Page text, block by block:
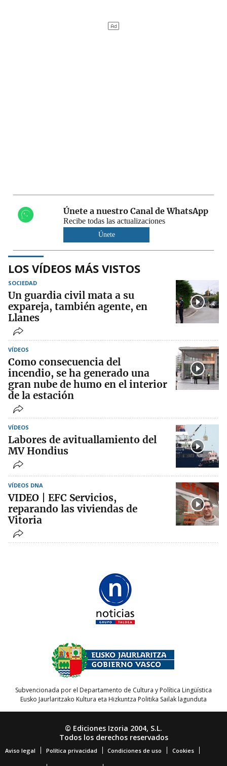
Únete a nuestro Canal de WhatsApp
Recibe todas las actualizaciones
Únete
LOS VÍDEOS MÁS VISTOS
SOCIEDAD
Un guardia civil mata a su
expareja, también agente, en
Llanes
VÍDEOS
Como consecuencia del
incendio, se ha generado una
gran nube de humo en el interior
de la estación
VÍDEOS
Labores de avituallamiento del
MV Hondius
VÍDEOS DNA
VIDEO | EFC Servicios,
reparando las viviendas de
Vitoria
Subvencionada por el Departamento de Cultura y Política Lingüística
Eusko Jaurlaritzako Kultura eta Hizkuntza Politika Sailak lagunduta
© Ediciones Izoria 2004, S.L.
Todos los derechos reservados
Aviso legal Política privacidad Condiciones de uso Cookies